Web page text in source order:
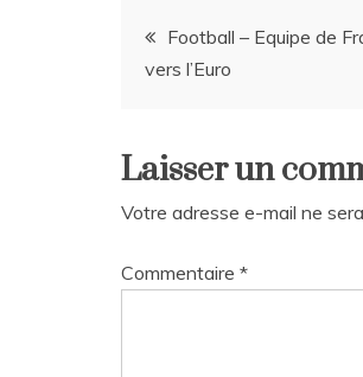
Navigation
de
l’article
Football – Equipe de
vers l’Euro
Laisser un
Votre adresse e-mail ne
Commentaire *